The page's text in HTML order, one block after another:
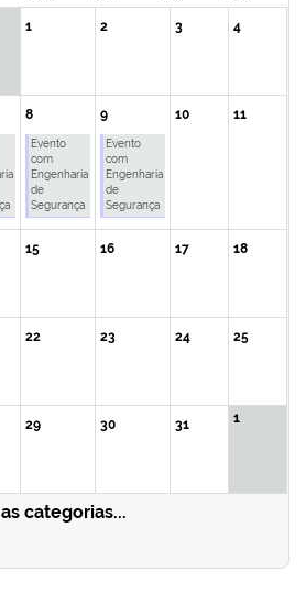
1 2 3 4
8
Evento
com
Engenharia
de
Segurança
9
Evento
com
Engenharia
de
Segurança
10 11
15 16 17 18
22 23 24 25
29 30 31 1
categorias...